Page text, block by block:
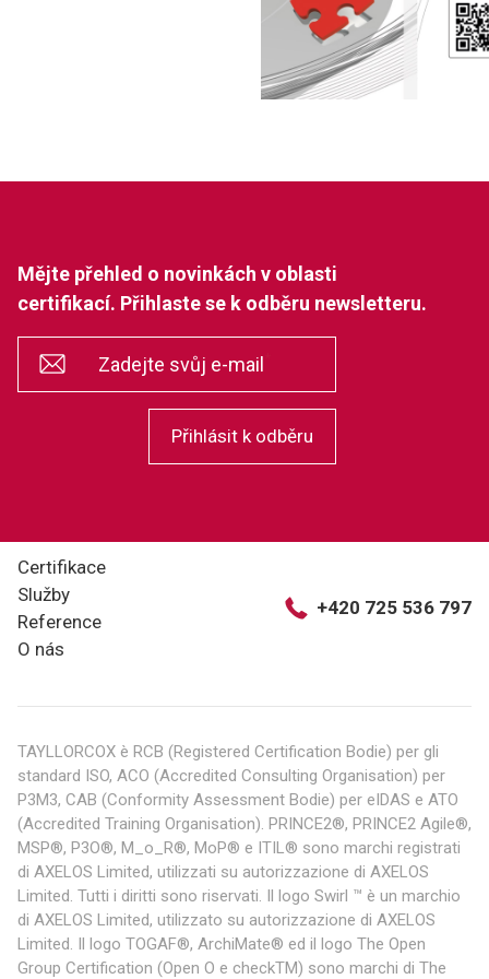
Mějte přehled o novinkách v oblasti
certifikací. Přihlaste se k odběru newsletteru.
Zadejte svůj e-mail
Přihlásit k odběru
Certifikace
Služby
Reference
O nás
+420 725 536 797
TAYLLORCOX è RCB (Registered Certification Bodie) per gli
standard ISO, ACO (Accredited Consulting Organisation) per
P3M3, CAB (Conformity Assessment Bodie) per eIDAS e ATO
(Accredited Training Organisation). PRINCE2®, PRINCE2 Agile®,
MSP®, P3O®, M_o_R®, MoP® e ITIL® sono marchi registrati
di AXELOS Limited, utilizzati su autorizzazione di AXELOS
Limited. Tutti i diritti sono riservati. Il logo Swirl ™ è un marchio
di AXELOS Limited, utilizzato su autorizzazione di AXELOS
Limited. Il logo TOGAF®, ArchiMate® ed il logo The Open
Group Certification (Open O e checkTM) sono marchi di The